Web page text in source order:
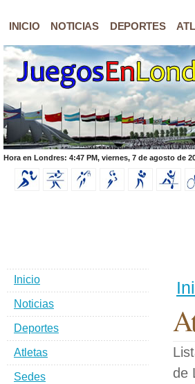
INICIO NOTICIAS DEPORTES
Hora en Londres: 4:47 PM, viernes, 7 de agosto de
de
Inicio
Noticias
Deportes
Atletas
Sedes